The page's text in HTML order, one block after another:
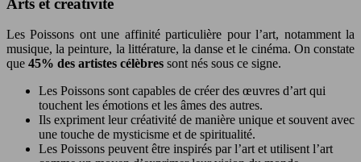
Les Poissons ont une affinité particulière pour l’art, notamment la
musique, la peinture, la littérature, la danse et le cinéma. On constate
que 45% des artistes célèbres sont nés sous ce signe.
Les Poissons sont capables de créer des œuvres d’art qui
touchent les émotions et les âmes des autres.
Ils expriment leur créativité de manière unique et souvent avec
une touche de mysticisme et de spiritualité.
Les Poissons peuvent être inspirés par l’art et utilisent l’art